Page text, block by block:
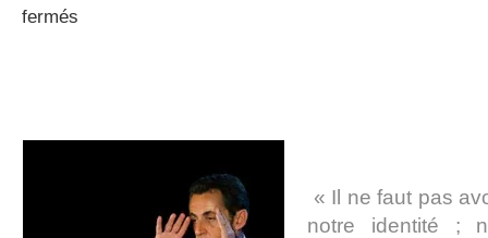
fermés
« Il ne faut pas
notre identité ;